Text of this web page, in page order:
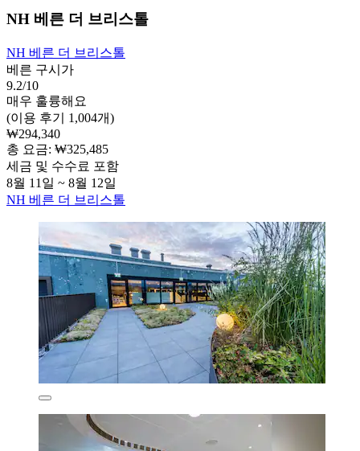
NH 베른 더 브리스톨
NH 베른 더 브리스톨
베른 구시가
9.2/10
매우 훌륭해요
(이용 후기 1,004개)
₩294,340
총 요금: ₩325,485
세금 및 수수료 포함
8월 11일 ~ 8월 12일
NH 베른 더 브리스톨